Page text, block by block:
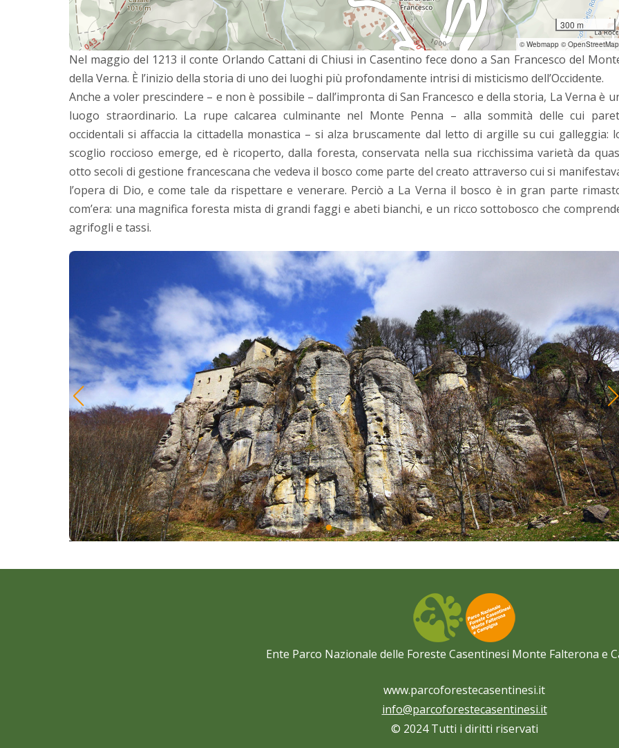
300 m
© Webmapp © OpenStreetMap
Nel maggio del 1213 il conte Orlando Cattani di Chiusi in Casentino fece dono a San Francesco del
della Verna. È l’inizio della storia di uno dei luoghi più profondamente intrisi di misticismo dell’Occidente.
Anche a voler prescindere – e non è possibile – dall’impronta di San Francesco e della storia, La Verna è
luogo straordinario. La rupe calcarea culminante nel Monte Penna – alla sommità delle cui
occidentali si affaccia la cittadella monastica – si alza bruscamente dal letto di argille su cui galleggia:
scoglio roccioso emerge, ed è ricoperto, dalla foresta, conservata nella sua ricchissima varietà da
otto secoli di gestione francescana che vedeva il bosco come parte del creato attraverso cui si
l’opera di Dio, e come tale da rispettare e venerare. Perciò a La Verna il bosco è in gran parte
com’era: una magnifica foresta mista di grandi faggi e abeti bianchi, e un ricco sottobosco che
agrifogli e tassi.
Ente Parco Nazionale delle Foreste Casentinesi Monte Falterona e
www.parcoforestecasentinesi.it
info@parcoforestecasentinesi.it
© 2024 Tutti i diritti riservati